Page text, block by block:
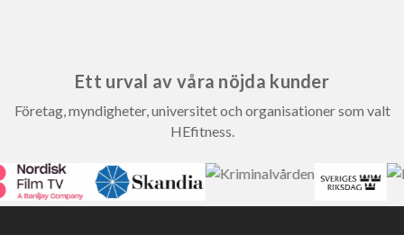
Ett urval av våra nöjda kunder
Företag, myndigheter, universitet och organisationer som valt
HEfitness.